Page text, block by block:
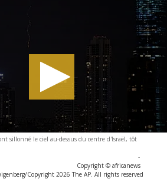
sillonné le ciel au-dessus du centre d'Israël, tôt
-
Copyright © africanews
Copyright 2026 The AP. All rights reserved